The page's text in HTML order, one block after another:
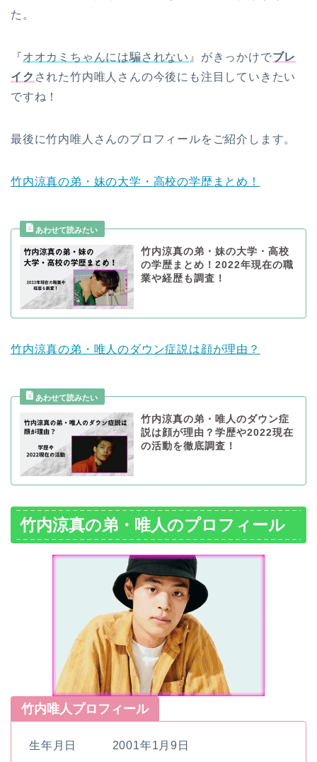
た。
『オオカミちゃんには騙されない 』がきっかけでブレ
イク された竹内唯人さんの今後にも注目していきたい
ですね！
最後に竹内唯人さんのプロフィールをご紹介します。
竹内涼真の弟・妹の大学・高校の学歴まとめ！
竹内涼真の弟・妹の大学・高校
の学歴まとめ！2022年現在の職
業や経歴も調査！
竹内涼真の弟・唯人のダウン症説は顔が理由？
竹内涼真の弟・唯人のダウン症
説は顔が理由？学歴や2022現在
の活動を徹底調査！
竹内涼真の弟・唯人のプロフィール
竹内唯人プロフィール
生年月日 2001年1月9日